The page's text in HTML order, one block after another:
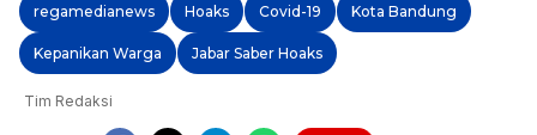
regamedianews Hoaks Covid-19 Kota Bandung
Kepanikan Warga Jabar Saber Hoaks
Tim Redaksi